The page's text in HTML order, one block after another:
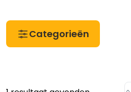
Categorieën